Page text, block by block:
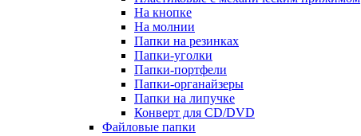
На кнопке
На молнии
Папки на резинках
Папки-уголки
Папки-портфели
Папки-органайзеры
Папки на липучке
Конверт для CD/DVD
Файловые папки